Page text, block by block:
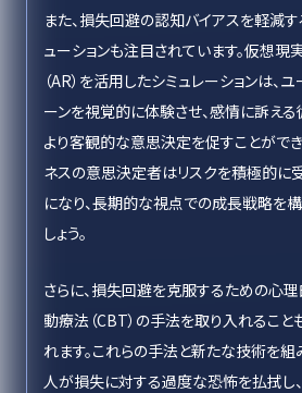
また、損失回避の認知バイアスを軽減
ューションも注目されています。仮想現
（AR）を活用したシミュレーションは、
ーンを視覚的に体験させ、感情に訴える
より客観的な意思決定を促すことができ
ネスの意思決定者はリスクを積極的に
になり、長期的な視点での成長戦略を
しょう。
さらに、損失回避を克服するための心
動療法（CBT）の手法を取り入れること
れます。これらの手法と新たな技術を組
人が損失に対する過度な恐怖を払拭し